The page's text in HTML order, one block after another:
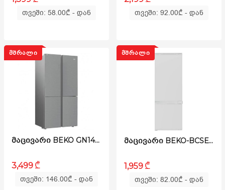
თვეში: 58.00₾- დან თვეში: 92.00₾- დან
ᲛᲨᲠᲐᲚᲘ
ᲛᲐᲪᲘᲕᲐᲠᲘ BEKO GN1406223PX
3,499 ₾
თვეში: 146.00₾- დან
ᲛᲨᲠᲐᲚᲘ
ᲛᲐᲪᲘᲕᲐᲠᲘ BEKO-BCSE400E40SN B300
1,959 ₾
თვეში: 82.00₾- დან